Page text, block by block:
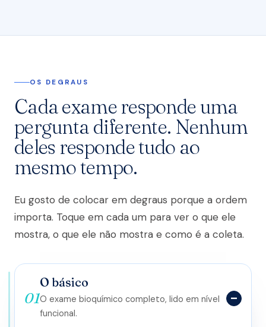
OS DEGRAUS
Cada exame responde uma
pergunta diferente. Nenhum
deles responde tudo ao
mesmo tempo.
Eu gosto de colocar em degraus porque a ordem
importa. Toque em cada um para ver o que ele
mostra, o que ele não mostra e como é a coleta.
01
O básico
O exame bioquímico completo, lido em nível
funcional.